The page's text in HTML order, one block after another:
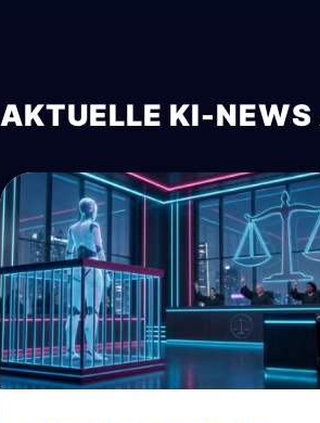
AKTUELLE KI-NEWS